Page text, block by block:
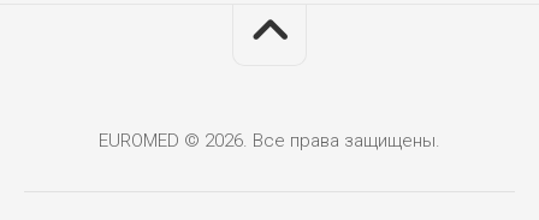
EUROMED © 2026. Все права защищены.